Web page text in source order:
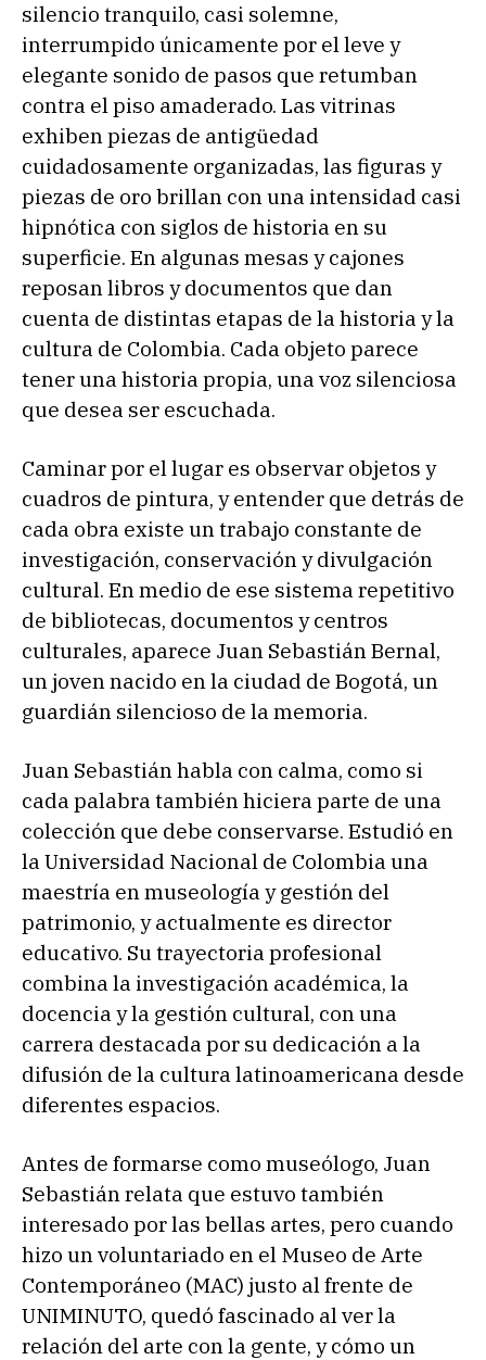
silencio tranquilo, casi solemne,
interrumpido únicamente por el leve y
elegante sonido de pasos que retumban
contra el piso amaderado. Las vitrinas
exhiben piezas de antigüedad
cuidadosamente organizadas, las figuras y
piezas de oro brillan con una intensidad casi
hipnótica con siglos de historia en su
superficie. En algunas mesas y cajones
reposan libros y documentos que dan
cuenta de distintas etapas de la historia y la
cultura de Colombia. Cada objeto parece
tener una historia propia, una voz silenciosa
que desea ser escuchada.
Caminar por el lugar es observar objetos y
cuadros de pintura, y entender que detrás de
cada obra existe un trabajo constante de
investigación, conservación y divulgación
cultural. En medio de ese sistema repetitivo
de bibliotecas, documentos y centros
culturales, aparece Juan Sebastián Bernal,
un joven nacido en la ciudad de Bogotá, un
guardián silencioso de la memoria.
Juan Sebastián habla con calma, como si
cada palabra también hiciera parte de una
colección que debe conservarse. Estudió en
la Universidad Nacional de Colombia una
maestría en museología y gestión del
patrimonio, y actualmente es director
educativo. Su trayectoria profesional
combina la investigación académica, la
docencia y la gestión cultural, con una
carrera destacada por su dedicación a la
difusión de la cultura latinoamericana desde
diferentes espacios.
Antes de formarse como museólogo, Juan
Sebastián relata que estuvo también
interesado por las bellas artes, pero cuando
hizo un voluntariado en el Museo de Arte
Contemporáneo (MAC) justo al frente de
UNIMINUTO, quedó fascinado al ver la
relación del arte con la gente, y cómo un